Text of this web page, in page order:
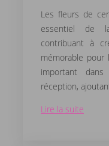
Les fleurs de
essentiel de
contribuant à
mémorable pour
important
réception,
Lire la suite